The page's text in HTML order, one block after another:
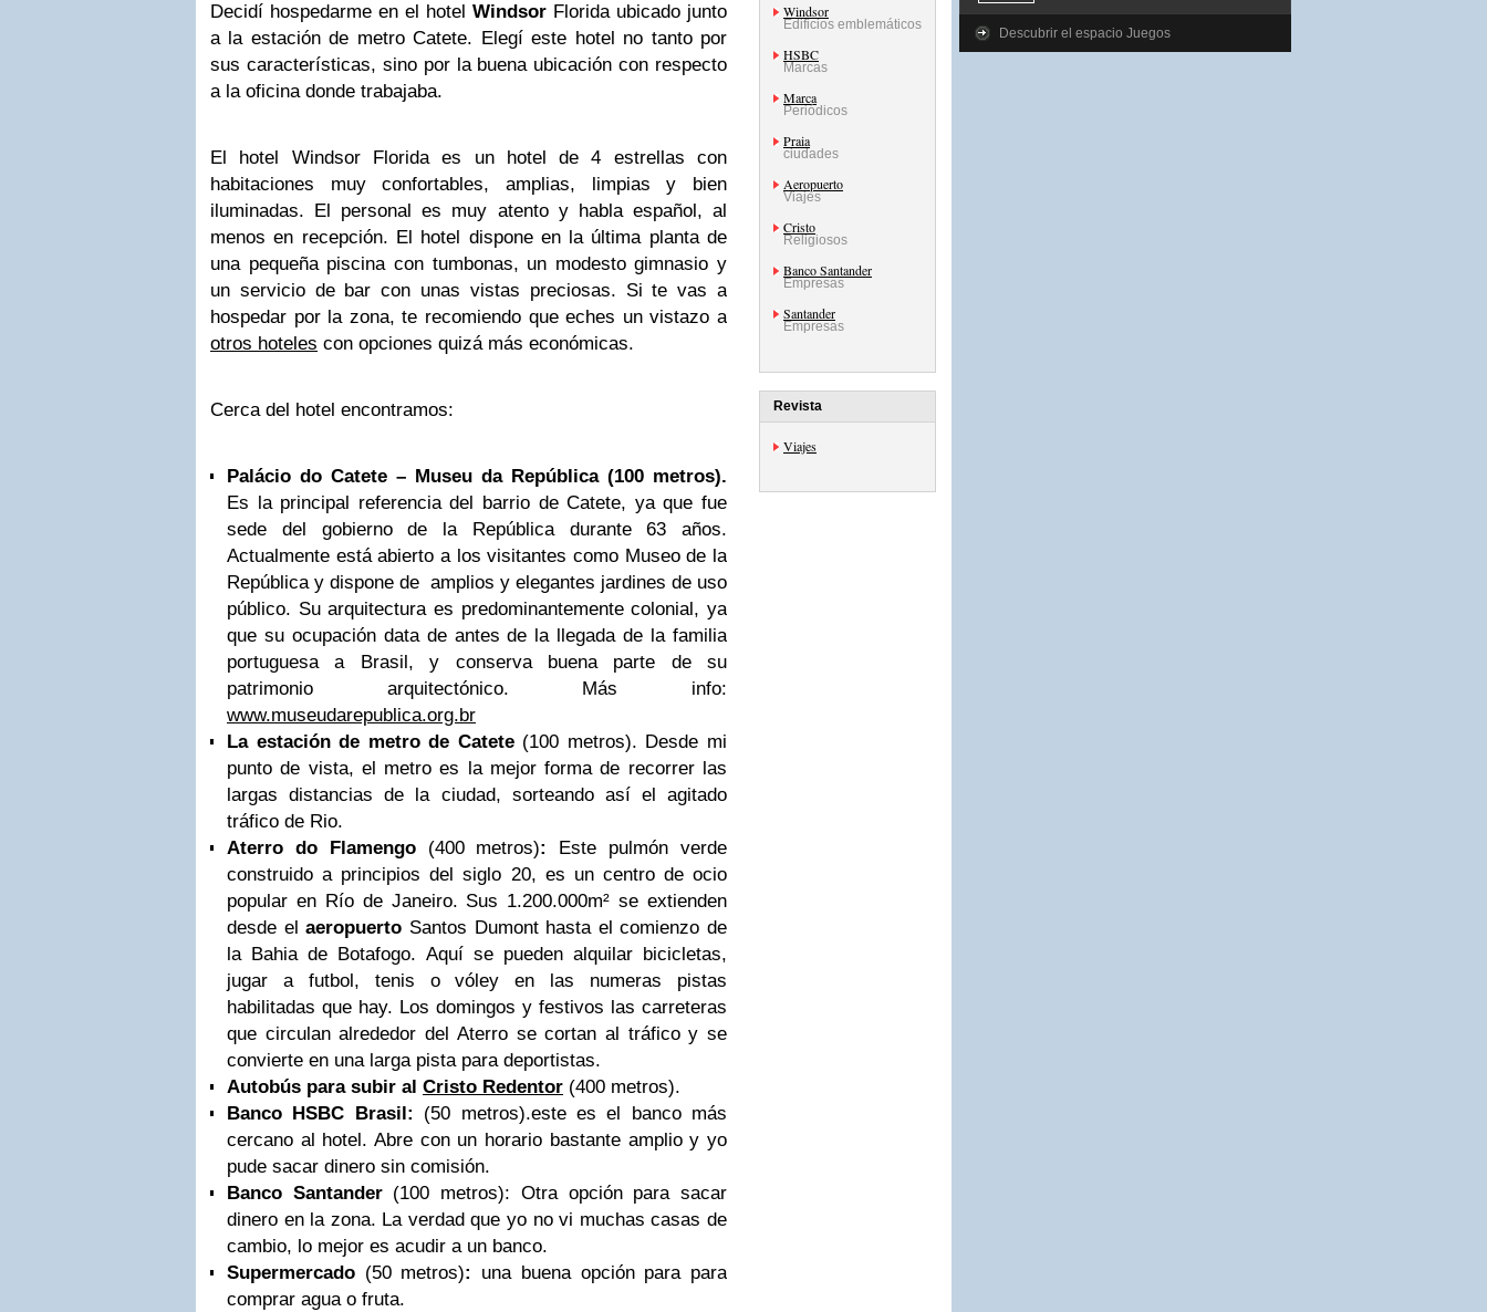
Decidí hospedarme en el hotel Windsor Florida ubicado junto
a la estación de metro Catete. Elegí este hotel no tanto por
sus características, sino por la buena ubicación con respecto
a la oficina donde trabajaba.
El hotel Windsor Florida es un hotel de 4 estrellas con
habitaciones muy confortables, amplias, limpias y bien
iluminadas. El personal es muy atento y habla español, al
menos en recepción. El hotel dispone en la última planta de
una pequeña piscina con tumbonas, un modesto gimnasio y
un servicio de bar con unas vistas preciosas. Si te vas a
hospedar por la zona, te recomiendo que eches un vistazo a
otros hoteles con opciones quizá más económicas.
Cerca del hotel encontramos:
Palácio do Catete – Museu da República (100 metros).
Es la principal referencia del barrio de Catete, ya que fue
sede del gobierno de la República durante 63 años.
Actualmente está abierto a los visitantes como Museo de la
República y dispone de amplios y elegantes jardines de uso
público. Su arquitectura es predominantemente colonial, ya
que su ocupación data de antes de la llegada de la familia
portuguesa a Brasil, y conserva buena parte de su
patrimonio arquitectónico. Más info:
www.museudarepublica.org.br
La estación de metro de Catete(100 metros). Desde mi
punto de vista, el metro es la mejor forma de recorrer las
largas distancias de la ciudad, sorteando así el agitado
tráfico de Rio.
Aterro do Flamengo(400 metros): Este pulmón verde
construido a principios del siglo 20, es un centro de ocio
popular en Río de Janeiro. Sus 1.200.000m² se extienden
desde elaeropuerto Santos Dumont hasta el comienzo de
la Bahia de Botafogo. Aquí se pueden alquilar bicicletas,
jugar a futbol, tenis o vóley en las numeras pistas
habilitadas que hay. Los domingos y festivos las carreteras
que circulan alrededor del Aterro se cortan al tráfico y se
convierte en una larga pista para deportistas.
Autobús para subir al Cristo Redentor (400 metros).
Banco HSBC Brasil: (50 metros).este es el banco más
cercano al hotel. Abre con un horario bastante amplio y yo
pude sacar dinero sin comisión.
Banco Santander(100 metros): Otra opción para sacar
dinero en la zona. La verdad que yo no vi muchas casas de
cambio, lo mejor es acudir a un banco.
Supermercado (50 metros): una buena opción para para
comprar agua o fruta.
Windsor
Edificios emblemáticos
HSBC
Marcas
Marca
Periódicos
Praia
ciudades
Aeropuerto
Viajes
Cristo
Religiosos
Banco Santander
Empresas
Santander
Empresas
Revista
Viajes
Descubrir el espacio Juegos